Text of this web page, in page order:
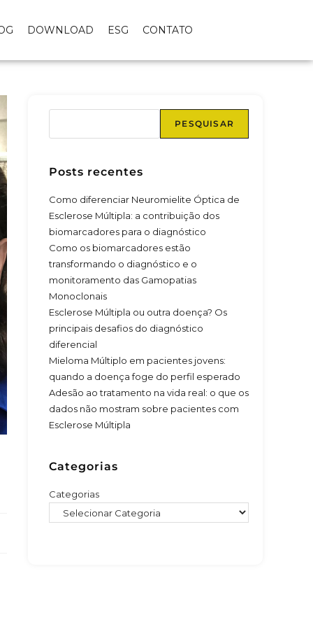
DOWNLOAD ESG CONTATO
PESQUISAR
Posts recentes
Como diferenciar Neuromielite Óptica de
Esclerose Múltipla: a contribuição dos
biomarcadores para o diagnóstico
Como os biomarcadores estão
transformando o diagnóstico e o
monitoramento das Gamopatias
Monoclonais
Esclerose Múltipla ou outra doença? Os
principais desafios do diagnóstico
diferencial
Mieloma Múltiplo em pacientes jovens:
quando a doença foge do perfil esperado
Adesão ao tratamento na vida real: o que os
dados não mostram sobre pacientes com
Esclerose Múltipla
Categorias
Categorias